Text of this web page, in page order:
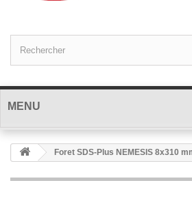
MENU
Foret SDS-Plus NEMESIS 8x310